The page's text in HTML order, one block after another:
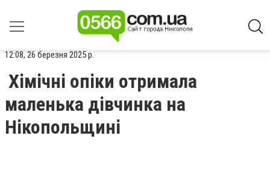
12:08, 26 березня 2025 р.
Хімічні опіки отримала
маленька дівчинка на
Нікопольщині